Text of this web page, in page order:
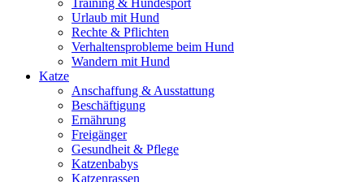
Training & Hundesport
Urlaub mit Hund
Rechte & Pflichten
Verhaltensprobleme beim Hund
Wandern mit Hund
Katze
Anschaffung & Ausstattung
Beschäftigung
Ernährung
Freigänger
Gesundheit & Pflege
Katzenbabys
Katzenrassen